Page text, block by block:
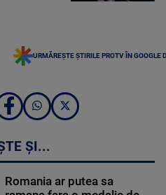
URMĂREȘTE ȘTIRILE PROTV ÎN GOOGLE
ȘI...
Romania ar putea sa